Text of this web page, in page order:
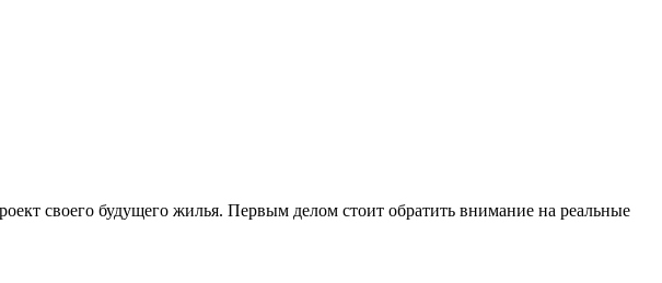
своего будущего жилья. Первым делом стоит обратить внимание на реальные